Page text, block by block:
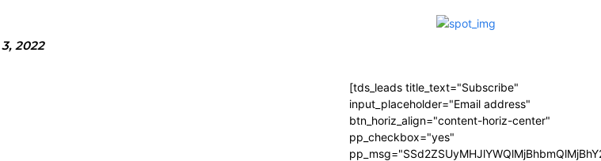
2022
[tds_leads title_text="Subscribe"
input_placeholder="Email address"
btn_horiz_align="content-horiz-center"
pp_checkbox="yes"